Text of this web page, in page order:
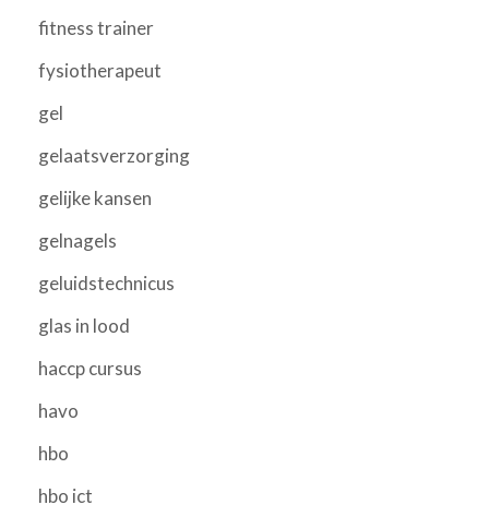
fitness trainer
fysiotherapeut
gel
gelaatsverzorging
gelijke kansen
gelnagels
geluidstechnicus
glas in lood
haccp cursus
havo
hbo
hbo ict